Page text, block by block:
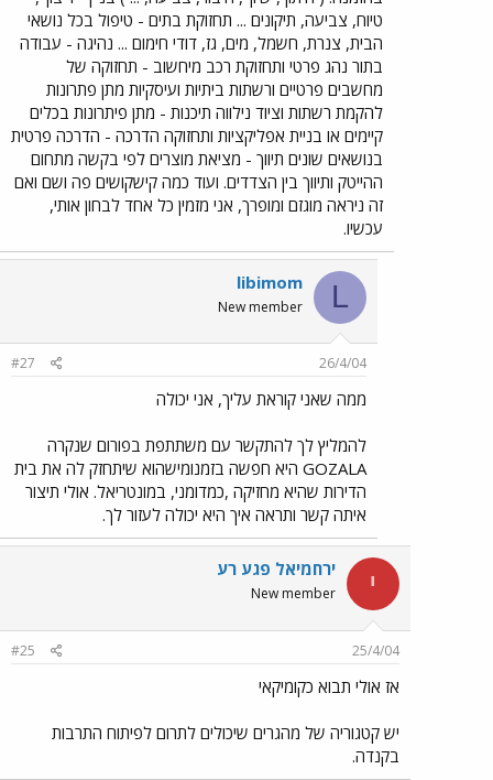
טיוח, צביעה, תיקונים ... תחזוקת בתים - טיפול בכל נושאי
הבית, צנרת, חשמל, מים, גז, דודי חימום ... נהיגה - עבודה
בתור נהג פרטי ותחזוקת רכב מיחשוב - תחזוקה של
מחשבים פרטיים ורשתות ביתיות ועיסקיות מתן פתרונות
להקמת רשתות וציוד נילווה תיכנות - מתן פיתרונות בכלים
קיימים או בניית אפליקציות ותחזוקה הדרכה - הדרכה פרטית
בנושאים שונים תיווך - מציאת מוצרים לפי בקשה מתחום
ההייטק ותיווך בין הצדדים. ועוד כמה קישקושים פה ושם ואם
זה ניראה מוגזם ומופרך, אני מזמין כל אחד לבחון אותי,
עכשיו.
L
libimom
New member
26/4/04
#27
ממה שאני קוראת עליך, אני יכולה
להמליץ לך להתקשר עם משתתפת בפורום שנקרה
GOZALA היא חפשה בזמנומישהוא שיתחזק לה את בית
הדירות שהיא מחזיקה ,כמדומני, במונטריאל. אולי תיצור
איתה קשר ותראה איך היא יכולה לעזור לך.
י ירחמיאל פגע רע
New member
25/4/04
#25
אז אולי תבוא כקומיקאי
יש קטגוריה של מהגרים שיכולים לתרום לפיתוח התרבות
בקנדה.